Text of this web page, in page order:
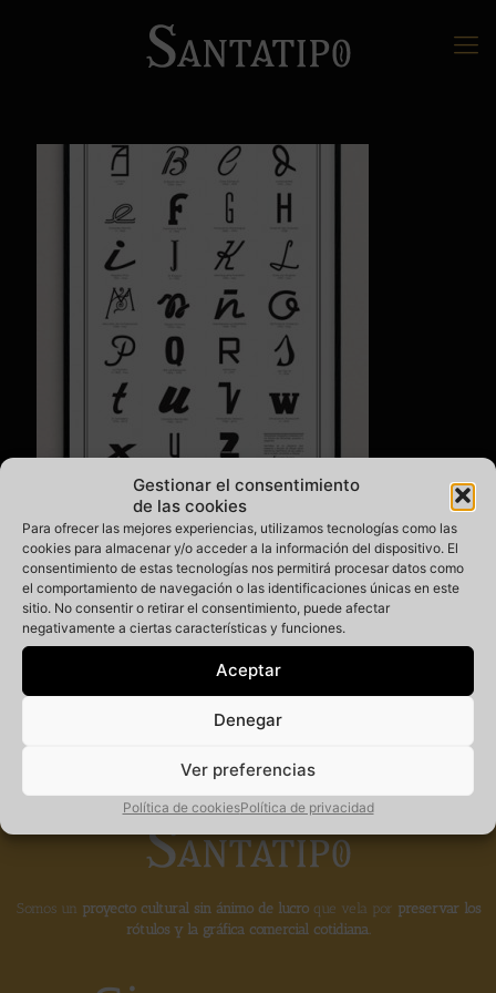
Gestionar el consentimiento
de las cookies
Para ofrecer las mejores experiencias, utilizamos tecnologías como las
cookies para almacenar y/o acceder a la información del dispositivo. El
consentimiento de estas tecnologías nos permitirá procesar datos como
el comportamiento de navegación o las identificaciones únicas en este
sitio. No consentir o retirar el consentimiento, puede afectar
negativamente a ciertas características y funciones.
Aceptar
Denegar
Ver preferencias
Política de cookiesPolítica de privacidad
Miembro
fundador de la
Somos un proyecto cultural sin ánimo de lucroque vela por preservar los
rótulos y la gráfica comercial cotidiana.